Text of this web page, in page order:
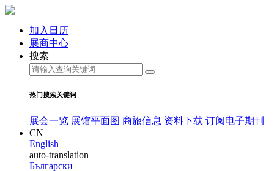
加入日历
展商中心
搜索
热门搜索关键词
展会一览 展馆平面图 商旅信息 资料下载 订阅电子期刊
CN
English
auto-translation
Български